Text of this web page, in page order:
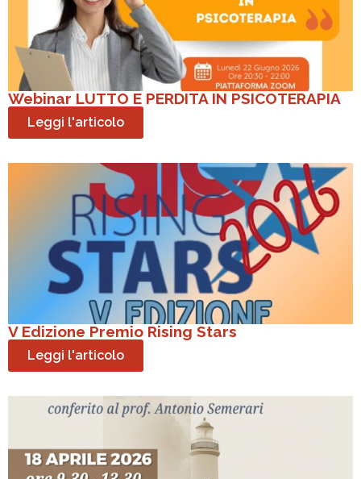
Webinar LUTTO E PERDITA IN PSICOTERAPIA
Leggi l'articolo
V Edizione Premio Rising Stars
Leggi l'articolo